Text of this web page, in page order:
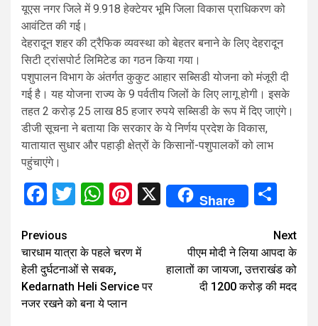
यूएस नगर जिले में 9.918 हेक्टेयर भूमि जिला विकास प्राधिकरण को
आवंटित की गई।
देहरादून शहर की ट्रैफिक व्यवस्था को बेहतर बनाने के लिए देहरादून
सिटी ट्रांसपोर्ट लिमिटेड का गठन किया गया।
पशुपालन विभाग के अंतर्गत कुकुट आहार सब्सिडी योजना को मंजूरी दी
गई है। यह योजना राज्य के 9 पर्वतीय जिलों के लिए लागू होगी। इसके
तहत 2 करोड़ 25 लाख 85 हजार रुपये सब्सिडी के रूप में दिए जाएंगे।
डीजी सूचना ने बताया कि सरकार के ये निर्णय प्रदेश के विकास,
यातायात सुधार और पहाड़ी क्षेत्रों के किसानों-पशुपालकों को लाभ
पहुंचाएंगे।
Facebook
Twitter
WhatsApp
Pinterest
X Share
Continue
Reading
Previous
चारधाम यात्रा के पहले चरण में
हेली दुर्घटनाओं से सबक,
Kedarnath Heli Service पर
नजर रखने को बना ये प्लान
Next
पीएम मोदी ने लिया आपदा के
हालातों का जायजा, उत्तराखंड को
दी 1200 करोड़ की मदद